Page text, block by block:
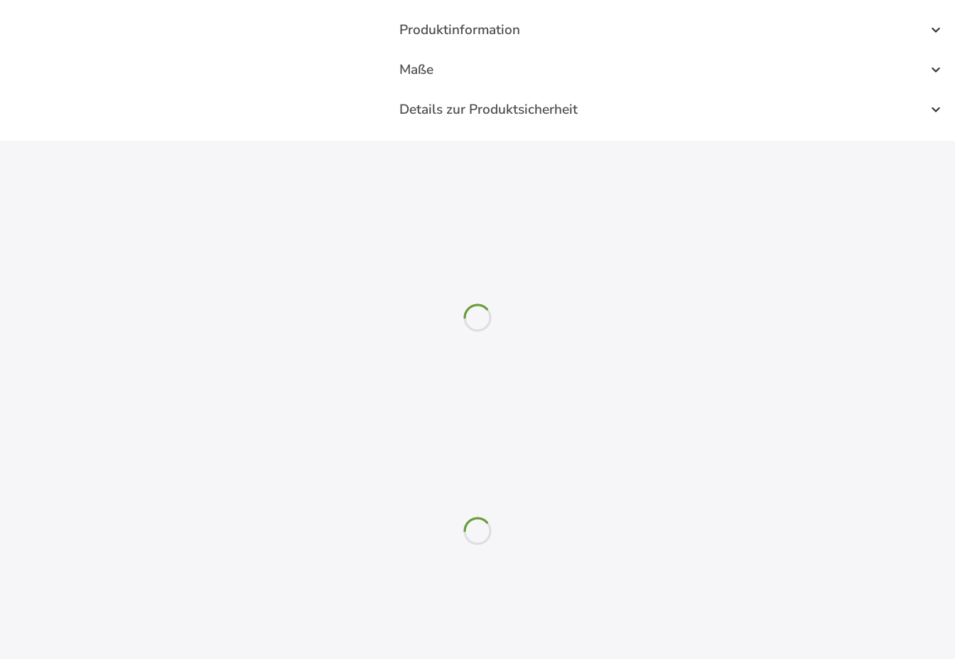
Produktinformation
Maße
Details zur Produktsicherheit